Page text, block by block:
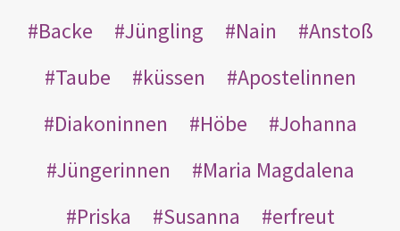
Backe
Jüngling Nain
Anstoß
Taube
küssen
Apostelinnen
Diakoninnen
Höbe
Johanna
Jüngerinnen
Maria Magdalena
Priska
Susanna
erfreut